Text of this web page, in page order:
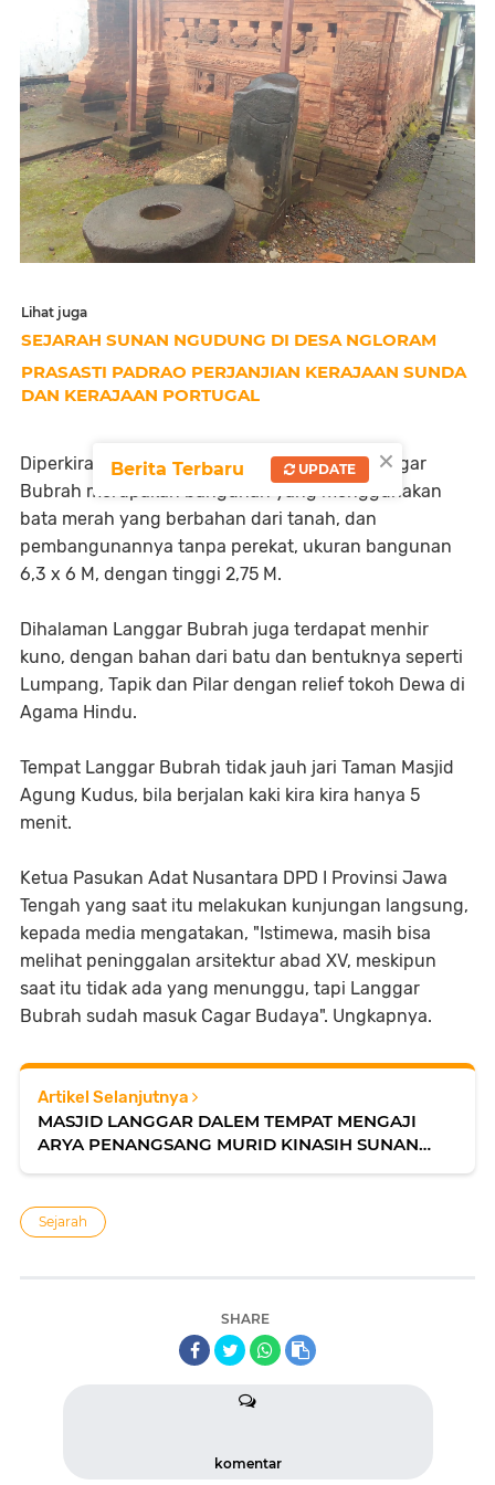
Lihat juga
SEJARAH SUNAN NGUDUNG DI DESA NGLORAM
PRASASTI PADRAO PERJANJIAN KERAJAAN SUNDA
DAN KERAJAAN PORTUGAL
Diperkirakan dibangun pada abad XV m, Langgar
Bubrah merupakan bangunan yang menggunakan
bata merah yang berbahan dari tanah, dan
pembangunannya tanpa perekat, ukuran bangunan
6,3 x 6 M, dengan tinggi 2,75 M.
Dihalaman Langgar Bubrah juga terdapat menhir
kuno, dengan bahan dari batu dan bentuknya seperti
Lumpang, Tapik dan Pilar dengan relief tokoh Dewa di
Agama Hindu.
Tempat Langgar Bubrah tidak jauh jari Taman Masjid
Agung Kudus, bila berjalan kaki kira kira hanya 5
menit.
Ketua Pasukan Adat Nusantara DPD I Provinsi Jawa
Tengah yang saat itu melakukan kunjungan langsung,
kepada media mengatakan, "Istimewa, masih bisa
melihat peninggalan arsitektur abad XV, meskipun
saat itu tidak ada yang menunggu, tapi Langgar
Bubrah sudah masuk Cagar Budaya". Ungkapnya.
Artikel Selanjutnya
MASJID LANGGAR DALEM TEMPAT MENGAJI
ARYA PENANGSANG MURID KINASIH SUNAN
Sejarah
SHARE
komentar
×
Berita Terbaru UPDATE